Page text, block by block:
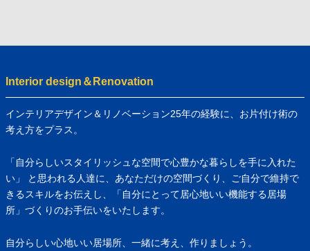
Interior design＆Renovation
インテリアデザイン＆リノベーション25年の経験に、お片付け術の
考え方をプラス。
「自分らしいスタイリッシュな空間で心豊かな暮らしを手に入れた
い」 と思われる人達に、あなただけの空間づくり、ご自分で維持で
きるスキルをお伝えし、「自分にとって居心地いい機能する居場
所」づくりのお手伝いをいたします。
自分らしい心地いい居場所、一緒に考え、作りましょう。